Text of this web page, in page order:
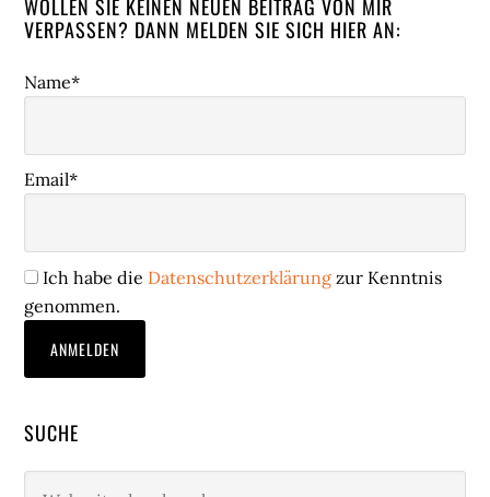
WOLLEN SIE KEINEN NEUEN BEITRAG VON MIR
VERPASSEN? DANN MELDEN SIE SICH HIER AN:
Name*
Email*
Ich habe die Datenschutzerklärung zur Kenntnis
genommen.
SUCHE